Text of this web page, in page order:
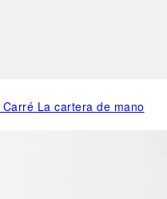
La cartera de mano